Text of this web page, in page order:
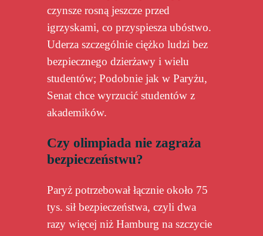
czynsze rosną jeszcze przed
igrzyskami, co przyspiesza ubóstwo.
Uderza szczególnie ciężko ludzi bez
bezpiecznego dzierżawy i wielu
studentów; Podobnie jak w Paryżu,
Senat chce wyrzucić studentów z
akademików.
Czy olimpiada nie zagraża
bezpieczeństwu?
Paryż potrzebował łącznie około 75
tys. sił bezpieczeństwa, czyli dwa
razy więcej niż Hamburg na szczycie